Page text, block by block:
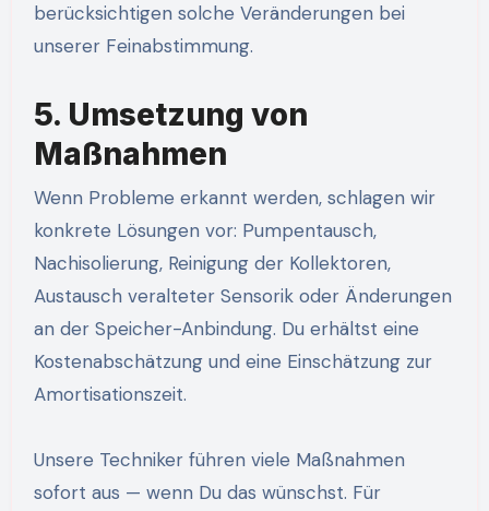
berücksichtigen solche Veränderungen bei
unserer Feinabstimmung.
5. Umsetzung von
Maßnahmen
Wenn Probleme erkannt werden, schlagen wir
konkrete Lösungen vor: Pumpentausch,
Nachisolierung, Reinigung der Kollektoren,
Austausch veralteter Sensorik oder Änderungen
an der Speicher-Anbindung. Du erhältst eine
Kostenabschätzung und eine Einschätzung zur
Amortisationszeit.
Unsere Techniker führen viele Maßnahmen
sofort aus — wenn Du das wünschst. Für